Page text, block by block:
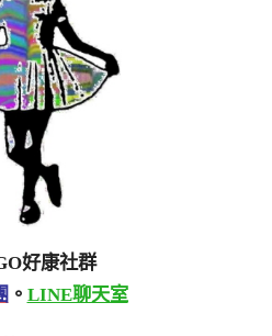
好康社群
。 LINE聊天室